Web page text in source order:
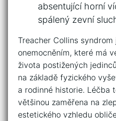
absentující horní
spálený ‍zevní
Treacher Collins
onemocněním, které ‌má
⁣života⁢ postižených⁤
na‌ základě ​fyzického
a rodinné historie. Léčba
většinou zaměřena ​na
estetického vzhledu